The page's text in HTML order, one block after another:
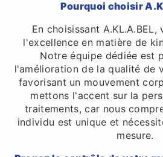
Pourquoi choisir
En choisissant
l'excellence en matière de
Notre équipe dédiée est
l'amélioration de la qualité de
favorisant un mouvement
mettons l'accent sur la
traitements, car nous
individu est unique et
mesure.